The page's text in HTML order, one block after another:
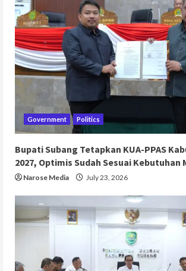
Government Politics
Bupati Subang Tetapkan KUA-PPAS
2027, Optimis Sudah Sesuai Kebutuhan
Narose Media July 23, 2026